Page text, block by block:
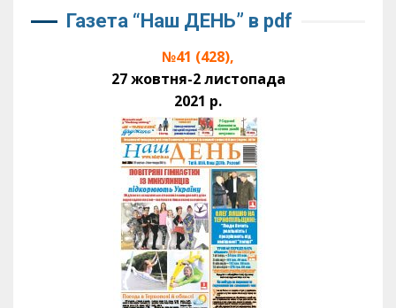
Газета “Наш ДЕНЬ” в pdf
№41 (428),
27 жовтня-2 листопада
2021 р.